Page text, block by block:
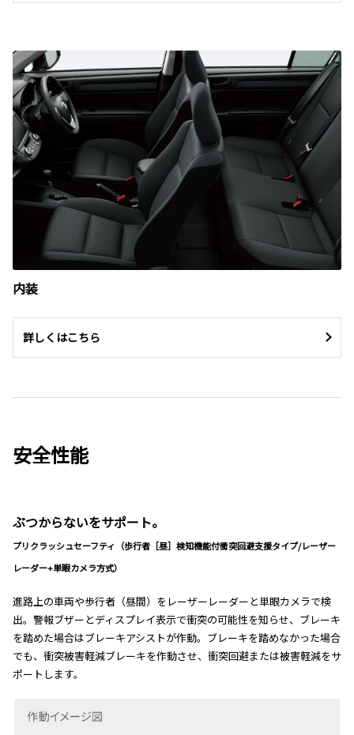
内装
詳しくはこちら
安全性能
ぶつからないをサポート。
プリクラッシュセーフティ（歩行者［昼］検知機能付衝突回避支援タイプ/レーザー
レーダー+単眼カメラ方式）
進路上の車両や歩行者（昼間）をレーザーレーダーと単眼カメラで検
出。警報ブザーとディスプレイ表示で衝突の可能性を知らせ、ブレーキ
を踏めた場合はブレーキアシストが作動。ブレーキを踏めなかった場合
でも、衝突被害軽減ブレーキを作動させ、衝突回避または被害軽減をサ
ポートします。